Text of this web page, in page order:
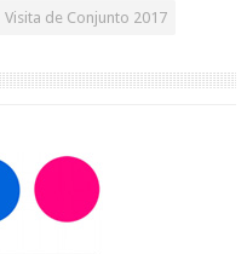
Visita de Conjunto 2017